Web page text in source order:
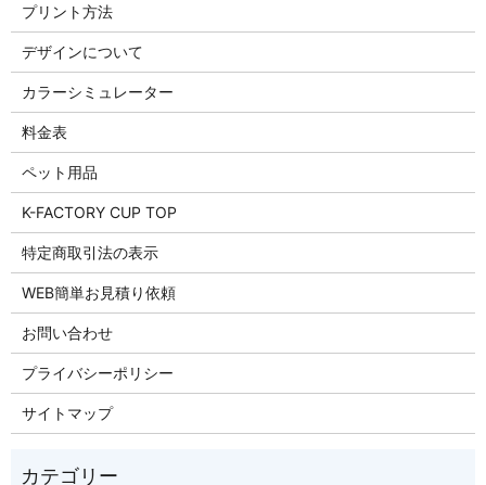
プリント方法
デザインについて
カラーシミュレーター
料金表
ペット用品
K-FACTORY CUP TOP
特定商取引法の表示
WEB簡単お見積り依頼
お問い合わせ
プライバシーポリシー
サイトマップ